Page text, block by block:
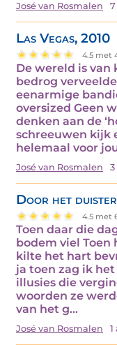
José van Rosmalen 7
Las Vegas, 2010
4.5 met
De wereld is van
bedrog
eenarmige
oversized Geen
denken aan de
schreeuwen kijk
helemaal voor
José van Rosmalen 3
Door het duister
4.5 met
Toen daar die
bodem viel
kilte het hart
ja toen zag ik
illusies die
woorden ze
van het g...
José van Rosmalen 1